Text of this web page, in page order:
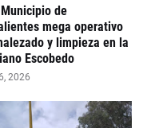
de
mega operativo
y limpieza en la
Escobedo
2026